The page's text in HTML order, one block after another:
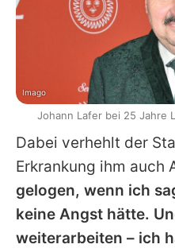
Dabei verhehlt der
Erkrankung ihm auch
gelogen, wenn ich
keine Angst hätte.
weiterarbeiten – ich
Imago
Johann Lafer bei 25 Jahre